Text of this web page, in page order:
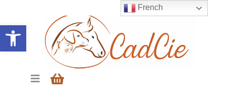
Ouvrir la barre d’outils
French